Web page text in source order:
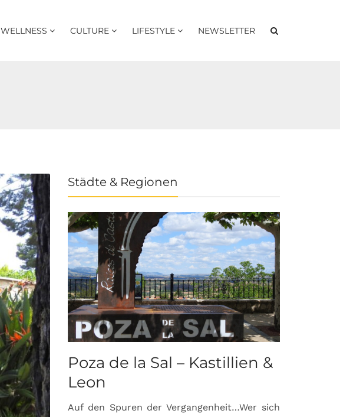
WELLNESS CULTURE LIFESTYLE NEWSLETTER
Städte & Regionen
Poza de la Sal – Kastillien &
Leon
Auf den Spuren der Vergangenheit…Wer sich